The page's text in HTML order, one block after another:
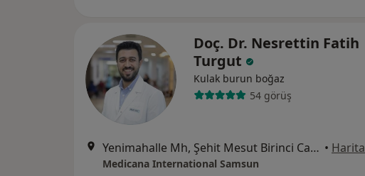
Doç. Dr. Nesrettin Fatih
Turgut
Kulak burun boğaz
54 görüş
Yenimahalle Mh, Şehit Mesut Birinci Cad. No:85, Canik • Harita
Medicana International Samsun